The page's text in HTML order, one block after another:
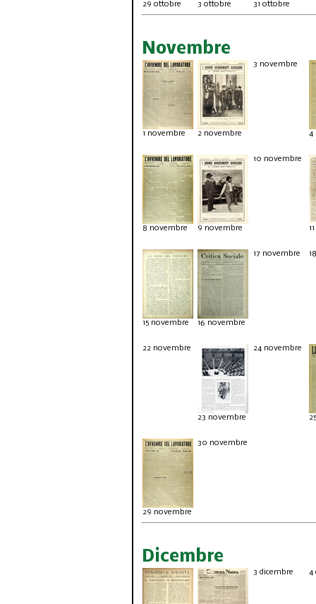
29 ottobre 3 ottobre 31 ottobre
Novembre
1 novembre 2 novembre
3 novembre
4
8 novembre 9 novembre
10 novembre
15 novembre 16 novembre
17 novembre
22 novembre
23 novembre
24 novembre
29 novembre
30 novembre
Dicembre
3 dicembre 4